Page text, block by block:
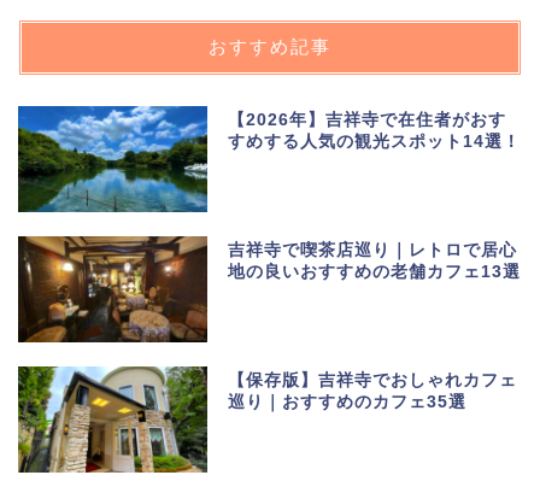
おすすめ記事
【2026年】吉祥寺で在住者がおす
すめする人気の観光スポット14選！
吉祥寺で喫茶店巡り｜レトロで居心
地の良いおすすめの老舗カフェ13選
【保存版】吉祥寺でおしゃれカフェ
巡り｜おすすめのカフェ35選